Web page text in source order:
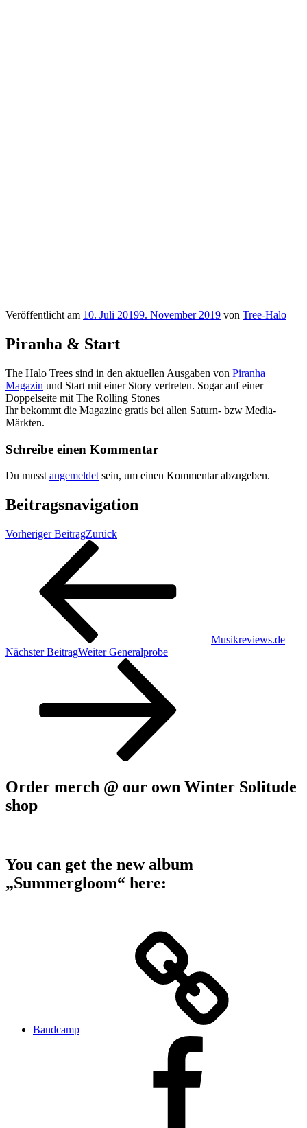
Veröffentlicht am 10. Juli 20199. November 2019 von Tree-Halo
Piranha & Start
The Halo Trees sind in den aktuellen Ausgaben von Piranha
Magazin und Start mit einer Story vertreten. Sogar auf einer
Doppelseite mit The Rolling Stones
Ihr bekommt die Magazine gratis bei allen Saturn- bzw Media-
Märkten.
Schreibe einen Kommentar
Du musst angemeldet sein, um einen Kommentar abzugeben.
Beitragsnavigation
Vorheriger BeitragZurück
Musikreviews.de
Nächster BeitragWeiter Generalprobe
Order merch @ our own Winter Solitude
shop
You can get the new album
„Summergloom“ here:
Bandcamp